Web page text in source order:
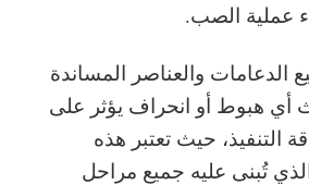
عملية الصب.
والعناصر المساندة
هبوط أو انحراف يؤثر على
التنفيذ، حيث تعتبر هذه
تُبنى عليه جميع مراحل